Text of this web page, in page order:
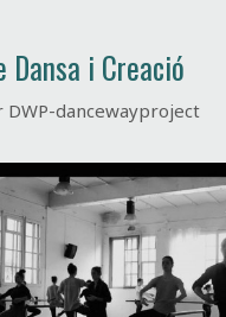
Dansa i Creació
DWP-dancewayproject